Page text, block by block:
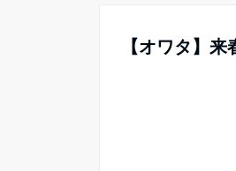
【オワタ】